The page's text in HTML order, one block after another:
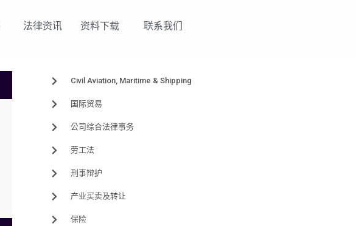
法律资讯 资料下载 联系我们
专业领域
Civil Aviation, Maritime & Shipping
国际贸易
公司综合法律事务
劳工法
刑事辩护
产业买卖及转让
保险